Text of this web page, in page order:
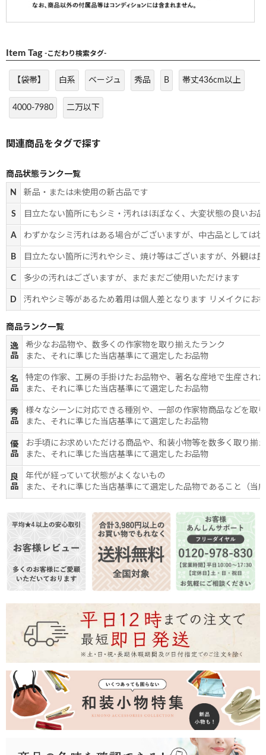
Item Tag -こだわり検索タグ-
【袋帯】 白系 ベージュ 秀品 B 帯丈436cm以上
4000-7980 二万以下
商品状態ランク一覧
N 新品・または未使用の新古品です
S 目立たない箇所にもシミ・汚れはほぼなく、大変状態の良いお
A わずかなシミ汚れはある場合がございますが、中古品としては
B 目立たない箇所に汚れやシミ、焼け等はございますが、外観は
C 多少の汚れはございますが、まだまだご使用いただけます
D 汚れやシミ等があるため着用は個人差となります リメイクにお
商品ランク一覧
逸
品
希少なお品物や、数多くの作家物を取り揃えたランク
また、それに準じた当店基準にて選定したお品物
名
品
特定の作家、工房の手掛けたお品物や、著名な産地で生産され
また、それに準じた当店基準にて選定したお品物
秀
品
様々なシーンに対応できる種別や、一部の作家物商品などを取
また、それに準じた当店基準にて選定したお品物
優
品
お手頃にお求めいただける商品や、和装小物等を数多く取り揃
また、それに準じた当店基準にて選定したお品物
良
品
年代が経っていて状態がよくないもの
また、それに準じた当店基準にて選定した品物であること（当